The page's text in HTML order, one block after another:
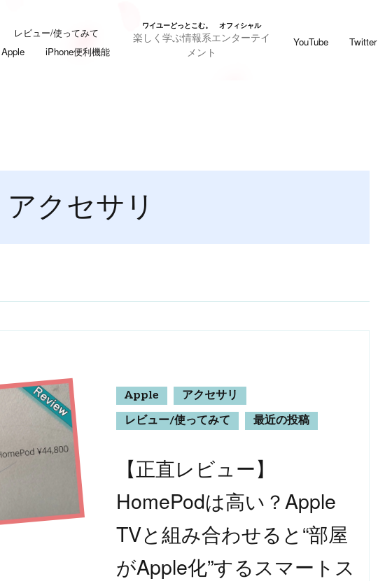
レビュー/使ってみて
Apple
iPhone便利機能
YouTube Twitter
ワイユーどっとこむ。 オフィシャル
楽しく学ぶ情報系エンターテイ
メント
アクセサリ
Apple
アクセサリ
レビュー/使ってみて
最近の投稿
【正直レビュー】
HomePodは高い？Apple
TVと組み合わせると“部屋
がApple化”するスマートス